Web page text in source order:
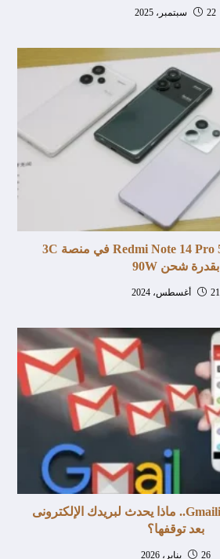
22 سبتمبر، 2025
شاومي تسجل Redmi Note 14 Pro 5G في منصة 3C
بقدرة شحن 90W
21 أغسطس، 2024
جوجل تُنهى ميزة Gmailify.. ماذا يحدث لبريدك الإلكترونى
بعد توقفها؟
26 يناير، 2026